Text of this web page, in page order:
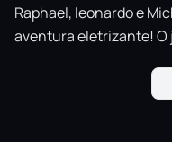
Raphael, leonardo e
aventura eletrizante! O
seus amigos irão fazer